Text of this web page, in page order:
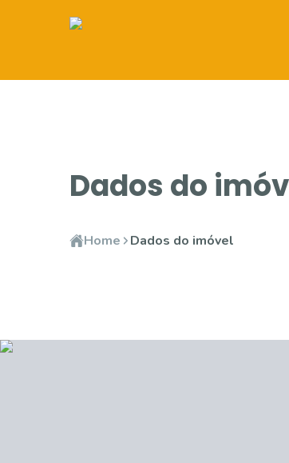
Dados do
Home Dados do imóvel